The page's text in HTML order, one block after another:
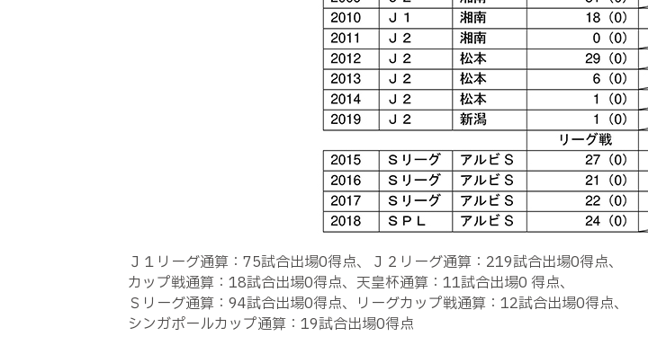
Ｊ１リーグ通算：75試合出場0得点、Ｊ２リーグ通算：219試合出場0得点、
カップ戦通算：18試合出場0得点、天皇杯通算：11試合出場0 得点、
Ｓリーグ通算：94試合出場0得点、リーグカップ戦通算：12試合出場0得点、
シンガポールカップ通算：19試合出場0得点